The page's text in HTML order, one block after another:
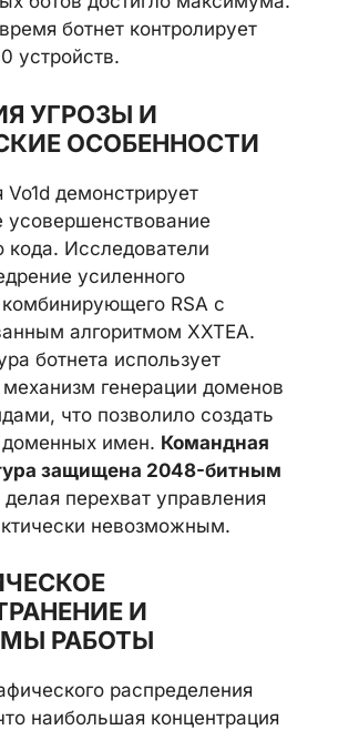
ботнет контролирует
устройств.
УГРОЗЫ И
ОСОБЕННОСТИ
демонстрирует
усовершенствование
кода. Исследователи
усиленного
RSA с
алгоритмом XXTEA.
ботнета использует
генерации доменов
что позволило создать
имен. Командная
защищена 2048-битным
делая перехват управления
невозможным.
И
РАБОТЫ
распределения
наибольшая концентрация